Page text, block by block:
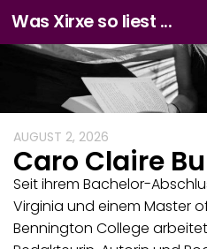
Zum Inhalt springen
Was Xirxe so liest ...
AUGUST 2, 2026
Caro Claire
Seit ihrem Bachelor-
Virginia und einem Master
Bennington College